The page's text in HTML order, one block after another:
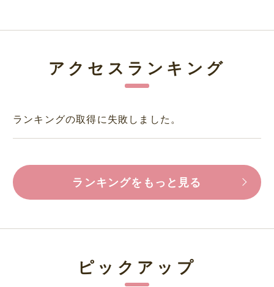
アクセスランキング
ランキングの取得に失敗しました。
ランキングをもっと見る
ピックアップ